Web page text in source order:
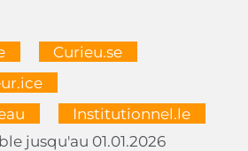
  Curieu.se
  Institutionnel.le
jusqu'au 01.01.2026